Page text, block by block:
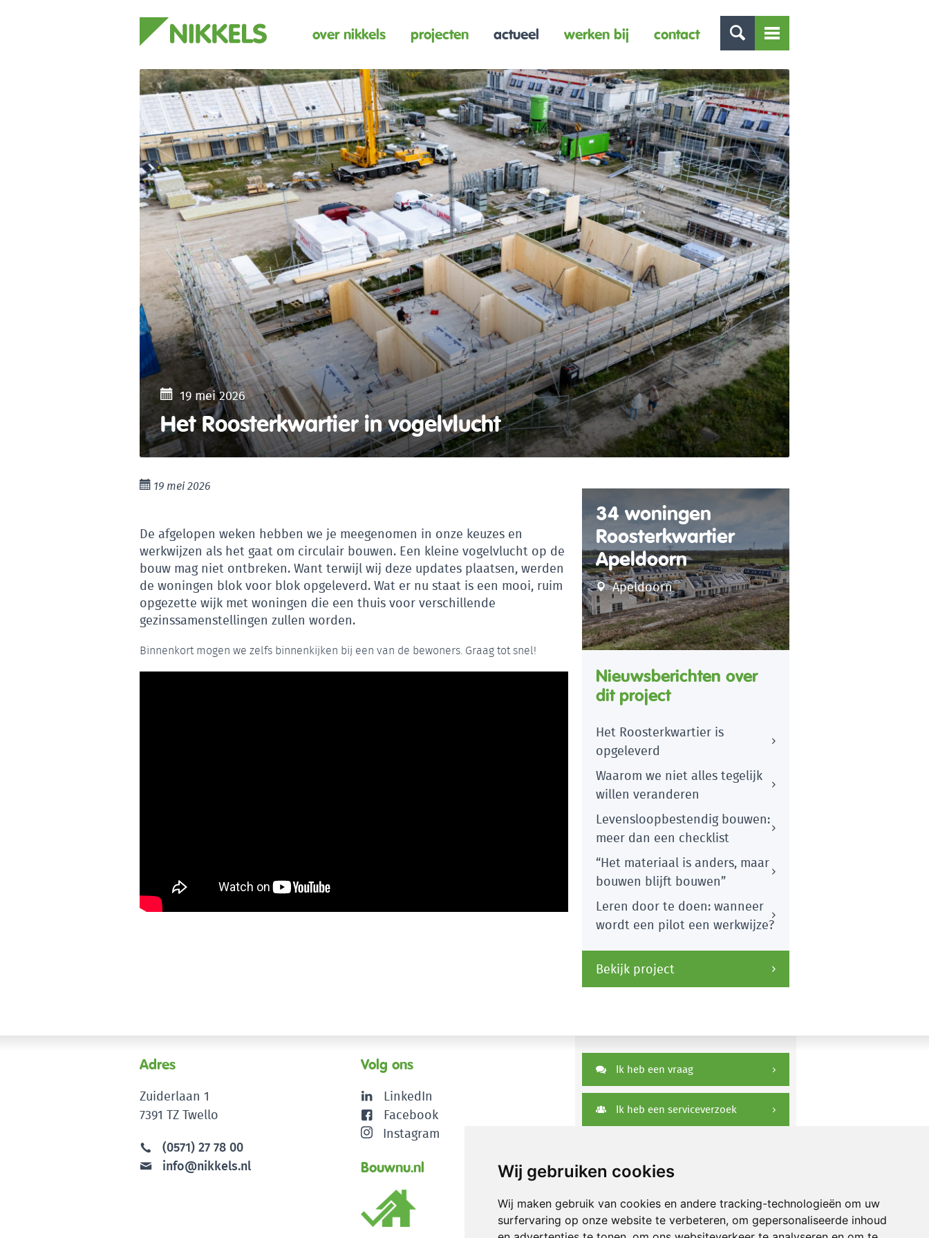
Wij gebruiken cookies
Wij maken gebruik van cookies en andere tracking-technologieën om uw
surfervaring op onze website te verbeteren, om gepersonaliseerde inhoud
over nikkels projecten actueel werken bij contact
19 mei 2026
Het Roosterkwartier in vogelvlucht
19 mei 2026
De afgelopen weken hebben we je meegenomen in onze keuzes en
werkwijzen als het gaat om circulair bouwen. Een kleine vogelvlucht op de
bouw mag niet ontbreken. Want terwijl wij deze updates plaatsen, werden
de woningen blok voor blok opgeleverd. Wat er nu staat is een mooi, ruim
opgezette wijk met woningen die een thuis voor verschillende
gezinssamenstellingen zullen worden.
Binnenkort mogen we zelfs binnenkijken bij een van de bewoners. Graag tot snel!
34 woningen
Roosterkwartier
Apeldoorn
Apeldoorn
Nieuwsberichten over
dit project
Het Roosterkwartier is
opgeleverd
Waarom we niet alles tegelijk
willen veranderen
Levensloopbestendig bouwen:
meer dan een checklist
“Het materiaal is anders, maar
bouwen blijft bouwen”
Leren door te doen: wanneer
wordt een pilot een werkwijze?
Bekijk project
Adres
Zuiderlaan 1
7391 TZ Twello
(0571) 27 78 00
info@nikkels.nl
Volg ons
LinkedIn
Facebook
Instagram
Bouwnu.nl
Ik heb een vraag
Ik heb een serviceverzoek